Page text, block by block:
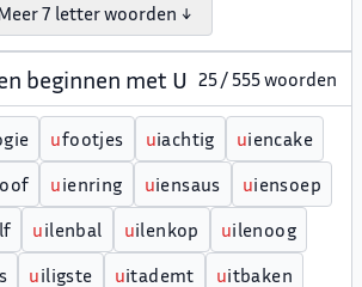
7 letter woorden ↓
beginnen met U 25 / 555 woorden
ufootjes uiachtig uiencake
uienring uiensaus uiensoep
uilenbal uilenkop uilenoog
uiligste uitademt uitbaken